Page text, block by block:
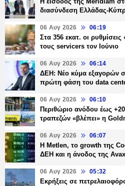
διασύνδεση Ελλάδας-
06 Αυγ 2026 06:19
Στα 356 εκατ. οι
τους servicers τον Ιούνιο
06 Αυγ 2026 06:14
ΔΕΗ: Νέο κύμα εξαγορών
πρώτη φάση του data
06 Αυγ 2026 06:10
Περιθώριο ανόδου έως
τραπεζών «βλέπει» η
06 Αυγ 2026 06:07
H Metlen, το growth της
ΔΕΗ και η άνοδος της Avax
06 Αυγ 2026 05:32
Εκρήξεις σε